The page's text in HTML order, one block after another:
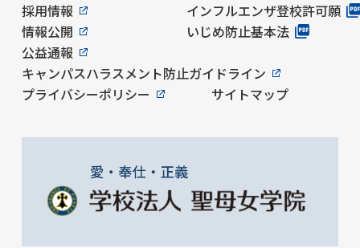
採用情報
インフルエンザ登校許可願
情報公開
いじめ防止基本法
公益通報
キャンパスハラスメント防止ガイドライン
プライバシーポリシー
サイトマップ